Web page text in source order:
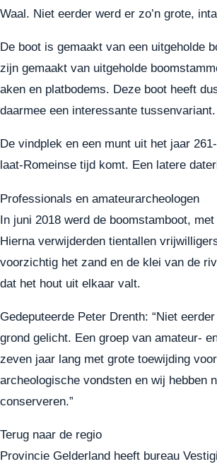
Waal. Niet eerder werd er zo’n grote,
De boot is gemaakt van een uitgeholde
zijn gemaakt van uitgeholde
aken en platbodems. Deze boot heeft
daarmee een interessante tussenvariant.
De vindplek en een munt uit het jaar
laat-Romeinse tijd komt. Een latere
Professionals en amateurarcheologen
In juni 2018 werd de boomstamboot,
Hierna verwijderden tientallen
voorzichtig het zand en de klei van de
dat het hout uit elkaar valt.
Gedeputeerde Peter Drenth: “Niet
grond gelicht. Een groep van amateur-
zeven jaar lang met grote toewijding
archeologische vondsten en wij hebben
conserveren.”
Terug naar de regio
Provincie Gelderland heeft bureau